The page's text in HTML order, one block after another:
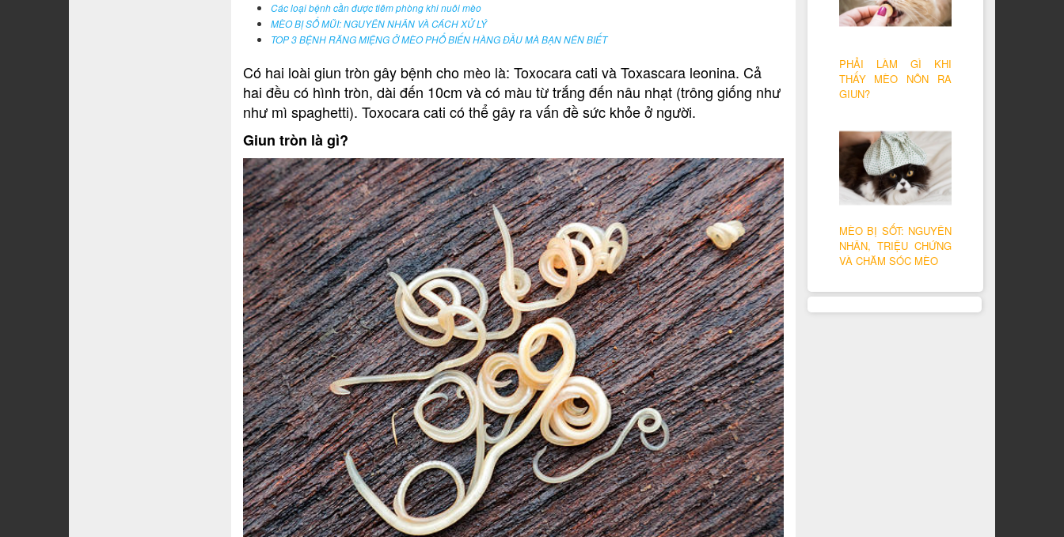
Các loại bệnh cần được tiêm phòng khi nuôi mèo
MÈO BỊ SỔ MŨI: NGUYÊN NHÂN VÀ CÁCH XỬ LÝ
TOP 3 BỆNH RĂNG MIỆNG Ở MÈO PHỔ BIẾN HÀNG ĐẦU MÀ BẠN NÊN BIẾT
Có hai loài giun tròn gây bệnh cho mèo là: Toxocara cati và Toxascara leonina. Cả
hai đều có hình tròn, dài đến 10cm và có màu từ trắng đến nâu nhạt (trông giống như
như mì spaghetti). Toxocara cati có thể gây ra vấn đề sức khỏe ở người.
Giun tròn là gì?
PHẢI LÀM GÌ KHI
THẤY MÈO NÔN RA
GIUN?
MÈO BỊ SỐT: NGUYÊN
NHÂN, TRIỆU CHỨNG
VÀ CHĂM SÓC MÈO